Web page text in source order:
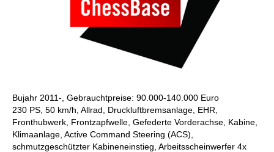
Bujahr 2011-, Gebrauchtpreise: 90.000-140.000 Euro
230 PS, 50 km/h, Allrad, Druckluftbremsanlage, EHR,
Fronthubwerk, Frontzapfwelle, Gefederte Vorderachse, Kabine,
Klimaanlage, Active Command Steering (ACS),
schmutzgeschützter Kabineneinstieg, Arbeitsscheinwerfer 4x